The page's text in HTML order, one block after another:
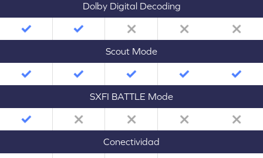
Dolby Digital Decoding
Scout Mode
SXFI BATTLE Mode
Conectividad